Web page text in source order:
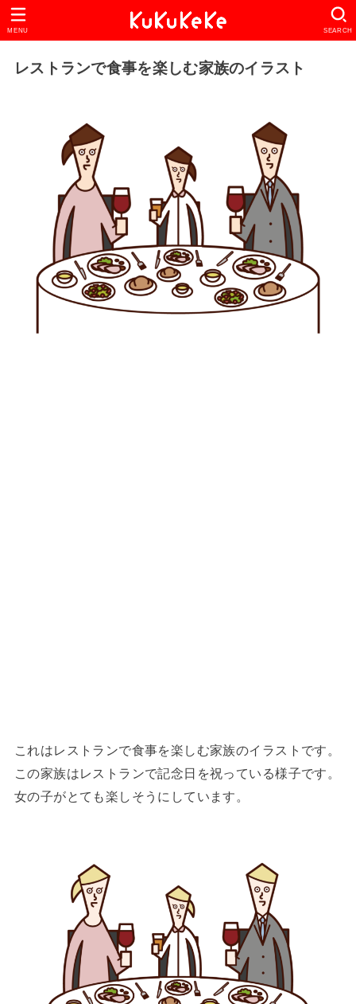
SEARCH
MENU
レストランで食事を楽しむ家族のイラスト
これはレストランで食事を楽しむ家族のイラストです。
この家族はレストランで記念日を祝っている様子です。
女の子がとても楽しそうにしています。